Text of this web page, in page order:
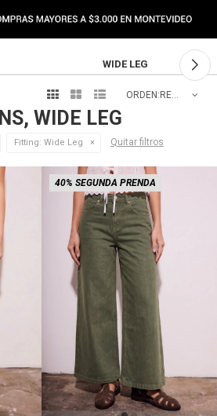
WIDE LEG
WIDE LEG
   RECOMENDADOS
Fitting: Wide Leg Quitar filtros
NEW IN
40% SEGUNDA PRENDA
Talle